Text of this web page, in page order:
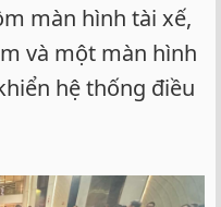
màn hình tài xế,
và một màn hình
hệ thống điều